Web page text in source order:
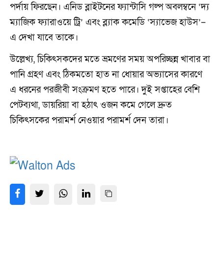
পর্দায় ফিরছেন। এনিড ব্লাইটনের ফ্যান্টাসি গল্প অবলম্বনে ‘দ্য
ম্যাজিক ফ্যারাওয়ে ট্রি’ এবং ব্ল্যাক কমেডি ‘স্যাভেজ হাউস’–
এ দেখা যাবে তাকে।
উল্লেখ্য, চিকিৎসকদের মতে ভ্রমণের সময় অপরিচ্ছন্ন খাবার বা
পানি গ্রহণ এবং ঠিকমতো হাত না ধোয়ার অভ্যাসের কারণে
এ ধরনের পরজীবী সংক্রমণ হতে পারে। দুই সপ্তাহের বেশি
পেটব্যথা, ডায়রিয়া বা হঠাৎ ওজন কমে গেলে দ্রুত
চিকিৎসকের পরামর্শ নেওয়ার পরামর্শ দেন তারা।